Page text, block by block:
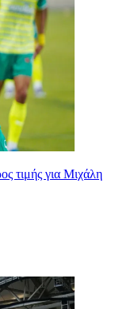
τιμής για Μιχάλη